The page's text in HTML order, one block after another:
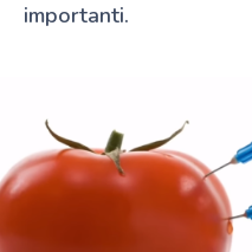
importanti.